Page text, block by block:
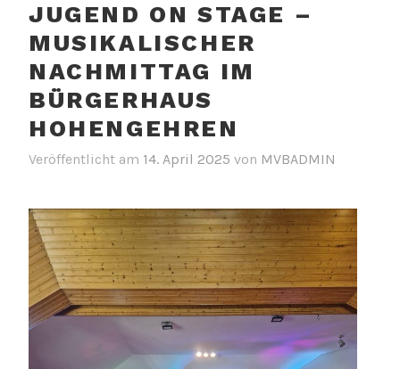
JUGEND ON STAGE –
MUSIKALISCHER
NACHMITTAG IM
BÜRGERHAUS
HOHENGEHREN
Veröffentlicht am 14. April 2025 von MVBADMIN